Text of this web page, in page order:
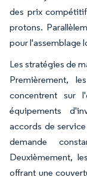
des prix
protons.
pour l'assemblage
Les stratégies de
Premièrement,
concentrent sur
équipements
accords de
demande
Deuxièmement,
offrant une